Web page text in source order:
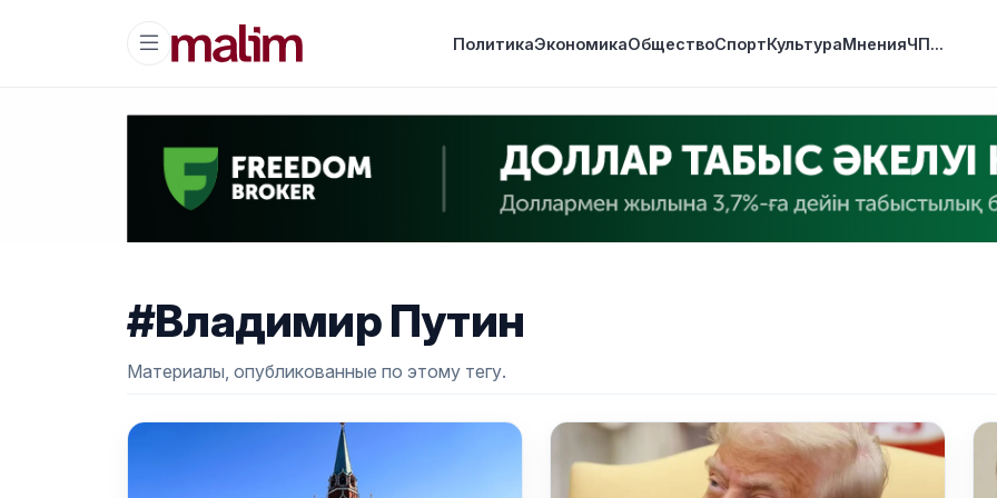
ПолитикаЭкономикаОбществоСпортКультураМненияЧП...
#Владимир Путин
Материалы, опубликованные по этому тегу.